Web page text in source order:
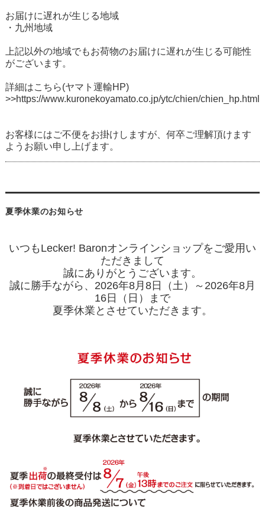
お届けに遅れが生じる地域
・九州地域
上記以外の地域でもお荷物のお届けに遅れが生じる可能性
がございます。
詳細はこちら(ヤマト運輸HP)
>>https://www.kuronekoyamato.co.jp/ytc/chien/chien_hp.html
お客様にはご不便をお掛けしますが、何卒ご理解頂けます
ようお願い申し上げます。
夏季休業のお知らせ
いつもLecker! Baronオンラインショップをご愛用い
ただきまして
誠にありがとうございます。
誠に勝手ながら、2026年8月8日（土）～2026年8月
16日（日）まで
夏季休業とさせていただきます。